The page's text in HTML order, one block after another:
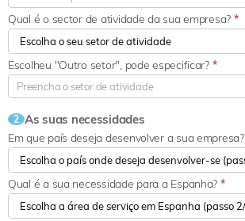
Qual é o sector de atividade da sua empresa? *
Escolheu "Outro setor", pode especificar? *
2 As suas necessidades
Em que país deseja desenvolver a sua empresa?
Qual é a sua necessidade para a Espanha? *